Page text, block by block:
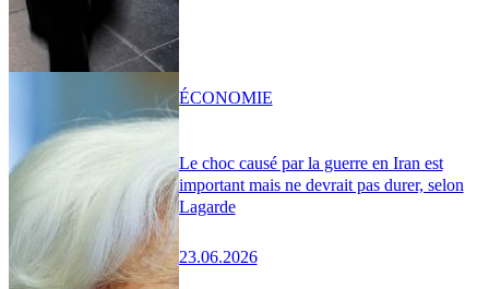
Le choc causé par la guerre en Iran est
important mais ne devrait pas durer, selon
Lagarde
23.06.2026
ÉCONOMIE